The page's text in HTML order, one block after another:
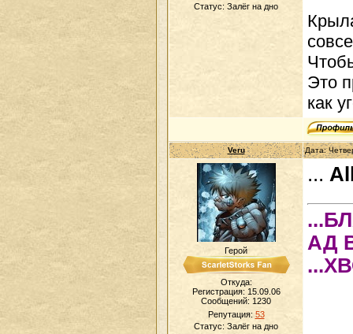
Статус: Залёг на дно
Это
как
Veru Дата:
Герой
Откуда:
Регистрация: 15.09.06
Сообщений: 1230
Репутация: 53
Статус: Залёг на дно
...
АД